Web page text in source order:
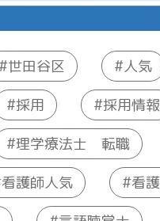
世田谷区 人気
採用 採用情報
理学療法士 転職
看護師人気 看